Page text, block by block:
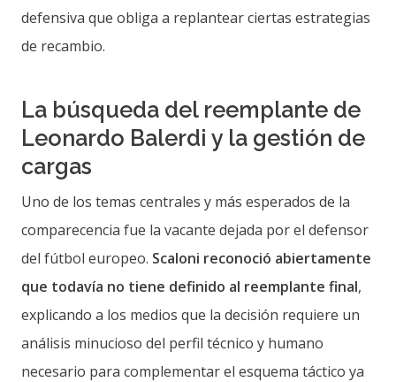
defensiva que obliga a replantear ciertas estrategias
de recambio.
La búsqueda del reemplante de
Leonardo Balerdi y la gestión de
cargas
Uno de los temas centrales y más esperados de la
comparecencia fue la vacante dejada por el defensor
del fútbol europeo. Scaloni reconoció abiertamente
que todavía no tiene definido al reemplante final,
explicando a los medios que la decisión requiere un
análisis minucioso del perfil técnico y humano
necesario para complementar el esquema táctico ya